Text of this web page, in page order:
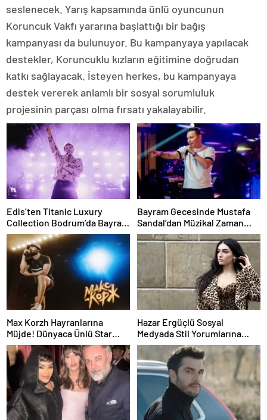
seslenecek. Yarış kapsamında ünlü oyuncunun
Koruncuk Vakfı yararına başlattığı bir bağış
kampanyası da bulunuyor. Bu kampanyaya yapılacak
destekler, Koruncuklu kızların eğitimine doğrudan
katkı sağlayacak. İsteyen herkes, bu kampanyaya
destek vererek anlamlı bir sosyal sorumluluk
projesinin parçası olma fırsatı yakalayabilir.
Edis’ten Titanic Luxury
Collection Bodrum’da Bayram
Gecesine Damga Vuran
Performans
Bayram Gecesinde Mustafa
Sandal’dan Müzikal Zaman
Yolculuğu
Max Korzh Hayranlarına
Müjde! Dünyaca Ünlü Star
İstanbul’da Canlı
Performansla Hayranlarıyla
Buluşuyor
Hazar Ergüçlü Sosyal
Medyada Stil Yorumlarına
Neden Oldu